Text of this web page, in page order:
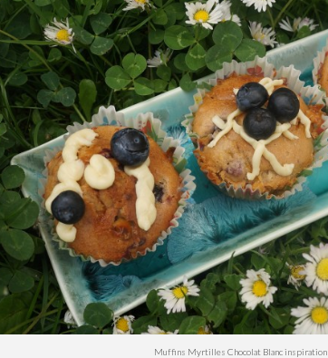
Muffins Myrtilles Chocolat Blanc inspiration